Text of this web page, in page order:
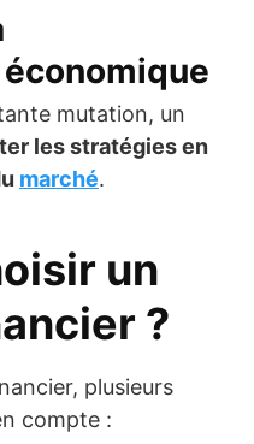
mutation, un
les stratégies en
marché.
un
?
plusieurs
compte :